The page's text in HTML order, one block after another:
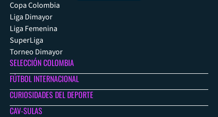
Copa Colombia
Liga Dimayor
Liga Femenina
SuperLiga
Torneo Dimayor
SELECCIÓN COLOMBIA
FÚTBOL INTERNACIONAL
CURIOSIDADES DEL DEPORTE
CAV-SULAS